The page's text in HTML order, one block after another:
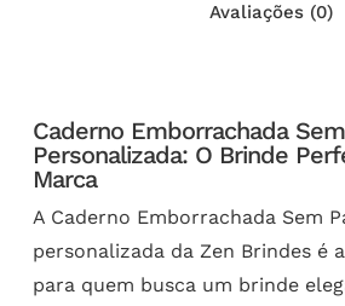
Avaliações (0)
Caderno Emborrachada
Personalizada: O Brinde
Marca
A Caderno Emborrachada Sem
personalizada da Zen Brindes é
para quem busca um brinde